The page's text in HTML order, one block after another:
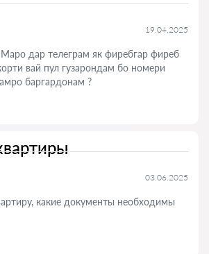
19.04.2025
дар телеграм як фиребгар фиреб
вай пул гузарондам бо номери
баргардонам ?
03.06.2025
какие документы необходимы